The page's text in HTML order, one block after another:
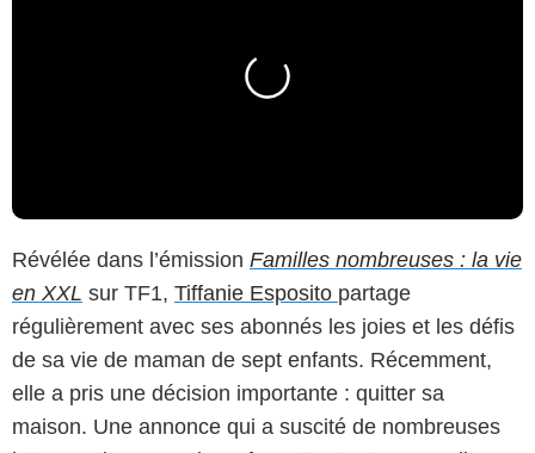
Révélée dans l’émission Familles nombreuses : la vie
en XXL sur TF1, Tiffanie Esposito partage
régulièrement avec ses abonnés les joies et les défis
de sa vie de maman de sept enfants. Récemment,
elle a pris une décision importante : quitter sa
maison. Une annonce qui a suscité de nombreuses